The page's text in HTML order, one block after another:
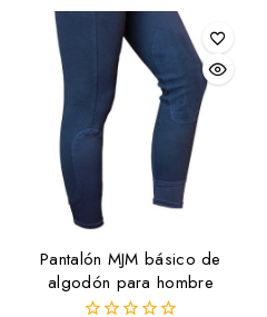
Pantalón MJM básico de
algodón para hombre